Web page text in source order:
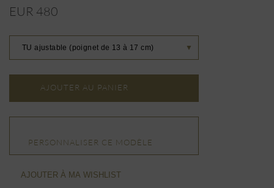
EUR 480
TU ajustable (poignet de 13 à 17 cm) ▼
AJOUTER AU PANIER
PERSONNALISER CE MODÈLE
AJOUTER À MA WISHLIST